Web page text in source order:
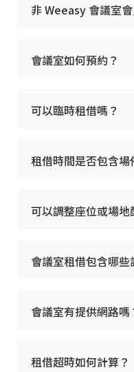
請準時入場與離
桌椅配置與設備
適合情境
部門會議
小型講座
非 Weeasy 會議室
會議室如何預約？
可以臨時租借嗎？
租借時間是否包含場
可以調整座位或場地
會議室租借包含哪些
會議室有提供網路嗎
租借超時如何計算？